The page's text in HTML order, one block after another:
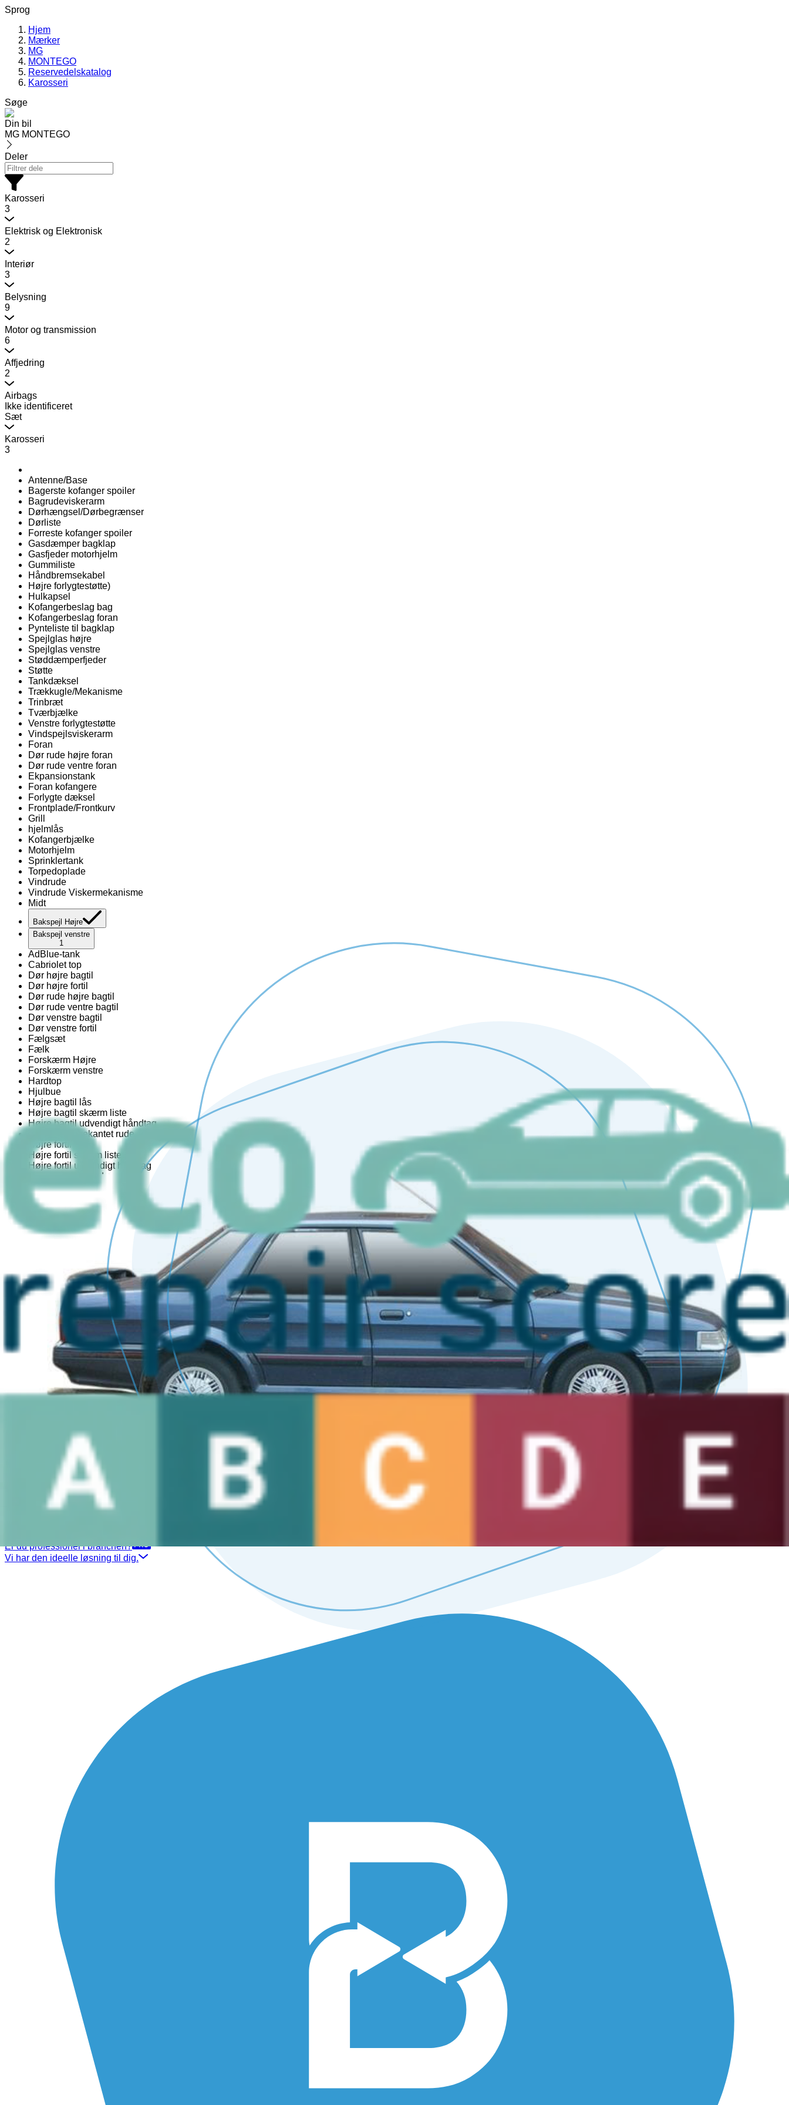
Sprog
Hjem
Mærker
MG
MONTEGO
Reservedelskatalog
Karosseri
Søge
Din bil
MG MONTEGO
Deler
Karosseri
3
Elektrisk og Elektronisk
2
Interiør
3
Belysning
9
Motor og transmission
6
Affjedring
2
Airbags
Ikke identificeret
Sæt
Karosseri
3
Antenne/Base
Bagerste kofanger spoiler
Bagrudeviskerarm
Dørhængsel/Dørbegrænser
Dørliste
Forreste kofanger spoiler
Gasdæmper bagklap
Gasfjeder motorhjelm
Gummiliste
Håndbremsekabel
Højre forlygtestøtte)
Hulkapsel
Kofangerbeslag bag
Kofangerbeslag foran
Pynteliste til bagklap
Spejlglas højre
Spejlglas venstre
Støddæmperfjeder
Støtte
Tankdæksel
Trækkugle/Mekanisme
Trinbræt
Tværbjælke
Venstre forlygtestøtte
Vindspejlsviskerarm
Foran
Dør rude højre foran
Dør rude ventre foran
Ekpansionstank
Foran kofangere
Forlygte dæksel
Frontplade/Frontkurv
Grill
hjelmlås
Kofangerbjælke
Motorhjelm
Sprinklertank
Torpedoplade
Vindrude
Vindrude Viskermekanisme
Midt
Bakspejl Højre
Bakspejl venstre
1
AdBlue-tank
Cabriolet top
Dør højre bagtil
Dør højre fortil
Dør rude højre bagtil
Dør rude ventre bagtil
Dør venstre bagtil
Dør venstre fortil
Fælgsæt
Fælk
Forskærm Højre
Forskærm venstre
Hardtop
Hjulbue
Højre bagtil lås
Højre bagtil skærm liste
Højre bagtil udvendigt håndtag
Højre foran trekantet rude
Højre fortil lås
Højre fortil skærm liste
Højre fortil udvendigt håndtag
Højre side skydedør
Højre sidekjole
Kofangerbeslag
Kofangerhjørne
Soltag
Tagræling
Venstre bagtil skærm liste
Venstre bagtil udvendigt håndtag
Venstre foran trekantet rude
Venstre fortil lås
Venstre fortil skærm liste
Venstre fortil udvendigt håndtag
Venstre side skydedør
Venstre sidekjole
Bagagerumshåndtag
Bagklap CC/Kombi-Coupé
Bagklap lås
Bagrude viskermekanisme
Bagtil kofangere
Benzintank
Højre bagagerum dør
Køfangervange
Panel rude bagtil højre
Panel rude bagtil venstre
Reservehjul kit
Spoiler bagklap
Er du professionel i branchen?
Vi har den ideelle løsning til dig.